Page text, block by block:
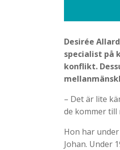
Desirée
specialist på
konflikt.
– Det är lite
de kommer till
Hon har
Johan. Under